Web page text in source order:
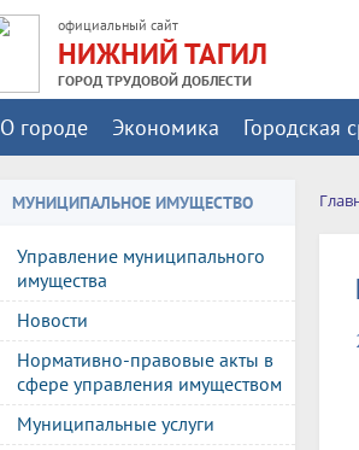
официальный сайт
НИЖНИЙ ТАГИЛ
ГОРОД ТРУДОВОЙ ДОБЛЕСТИ
О городе Экономика Городская
МУНИЦИПАЛЬНОЕ ИМУЩЕСТВО
Управление муниципального
имущества
Новости
Нормативно-правовые акты в
сфере управления имуществом
Муниципальные услуги